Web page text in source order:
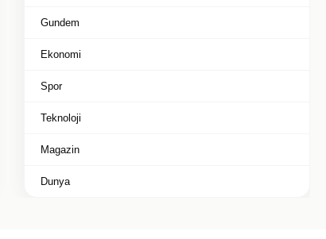
Gundem
Ekonomi
Spor
Teknoloji
Magazin
Dunya